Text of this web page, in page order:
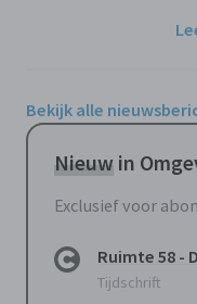
Bekijk alle
Nieuw in
Exclusief voor
Ruimte 58 -
Tijdschrift